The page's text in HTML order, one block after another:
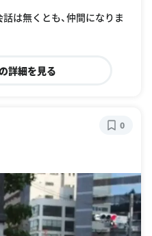
は無くとも、仲間になりま
詳細を見る
0